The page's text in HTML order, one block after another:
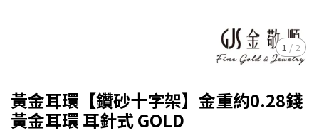
1 / 2
黃金耳環【鑽砂十字架】金重約0.28錢
黃金耳環 耳針式 GOLD